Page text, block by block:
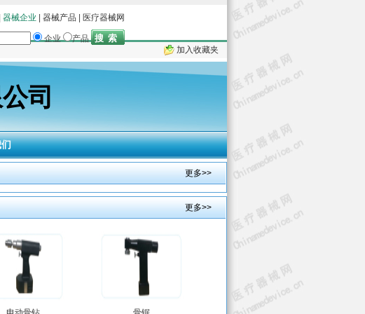
器械企业 器械产品 医疗器械网
企业
产品
加入收藏夹
司
更多>>
更多>>